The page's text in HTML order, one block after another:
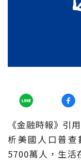
《金融時報》引
析美國人口普
5700萬人，生活